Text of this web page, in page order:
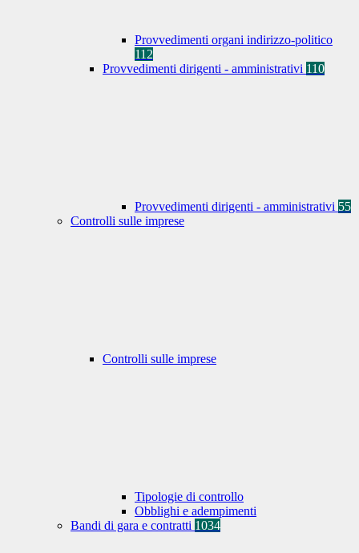
Provvedimenti organi indirizzo-politico
112
Provvedimenti dirigenti - amministrativi 110
Provvedimenti dirigenti - amministrativi 55
Controlli sulle imprese
Controlli sulle imprese
Tipologie di controllo
Obblighi e adempimenti
Bandi di gara e contratti 1034